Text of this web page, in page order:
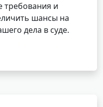
требования и
шансы на
дела в суде.